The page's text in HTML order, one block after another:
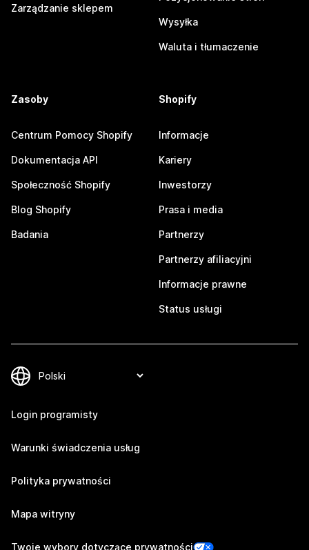
Zarządzanie sklepem
Wysyłka
Waluta i tłumaczenie
Zasoby
Centrum Pomocy Shopify
Dokumentacja API
Społeczność Shopify
Blog Shopify
Badania
Shopify
Informacje
Kariery
Inwestorzy
Prasa i media
Partnerzy
Partnerzy afiliacyjni
Informacje prawne
Status usługi
Login programisty
Warunki świadczenia usług
Polityka prywatności
Mapa witryny
Twoje wybory dotyczące prywatności